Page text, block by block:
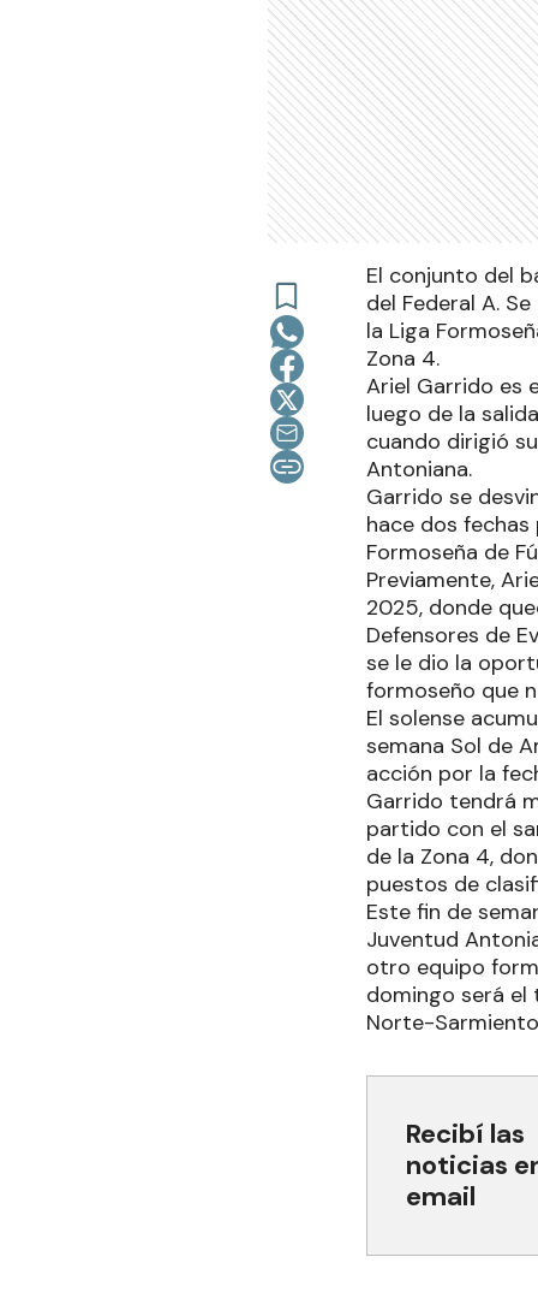
El conjunto del
del Federal A.
la Liga
Zona 4.
Ariel Garrido es
luego de la
cuando dirigió
Antoniana.
Garrido se
hace dos
Formoseña de
Previamente,
2025, donde
Defensores de
se le dio la
formoseño que
El solense
semana Sol de
acción por la
Garrido tendrá
partido con el
de la Zona 4,
puestos de
Este fin de
Juventud
otro equipo
domingo será el
Norte-Sarmiento
Recibí las
noticias
email